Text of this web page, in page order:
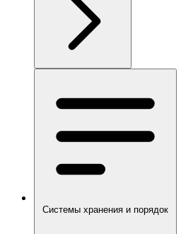
Системы хранения и порядок